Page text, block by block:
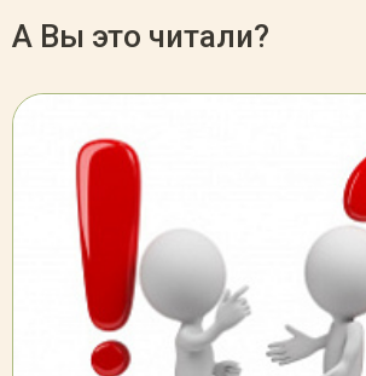
А Вы это читали?